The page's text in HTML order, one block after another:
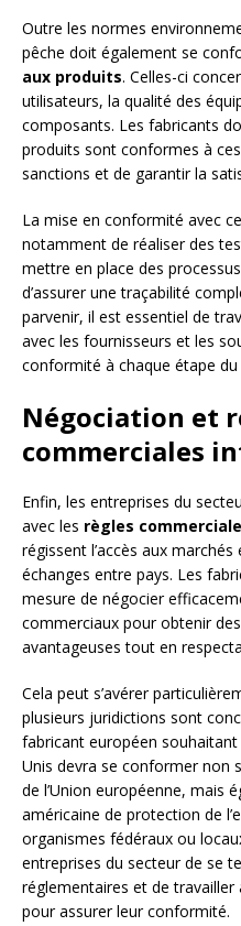
Outre les normes
pêche doit également se
aux produits. Celles-ci
utilisateurs, la qualité des
composants. Les fabricants
produits sont conformes à
sanctions et de garantir la
La mise en conformité avec
notamment de réaliser des
mettre en place des
d’assurer une traçabilité
parvenir, il est essentiel de
avec les fournisseurs et les
conformité à chaque étape
Négociation et
commerciales
Enfin, les entreprises du
avec les règles
régissent l’accès aux
échanges entre pays. Les
mesure de négocier
commerciaux pour obtenir
avantageuses tout en
Cela peut s’avérer
plusieurs juridictions sont
fabricant européen
Unis devra se conformer non
de l’Union européenne, mais
américaine de protection de
organismes fédéraux ou
entreprises du secteur de se
réglementaires et de
pour assurer leur conformité.